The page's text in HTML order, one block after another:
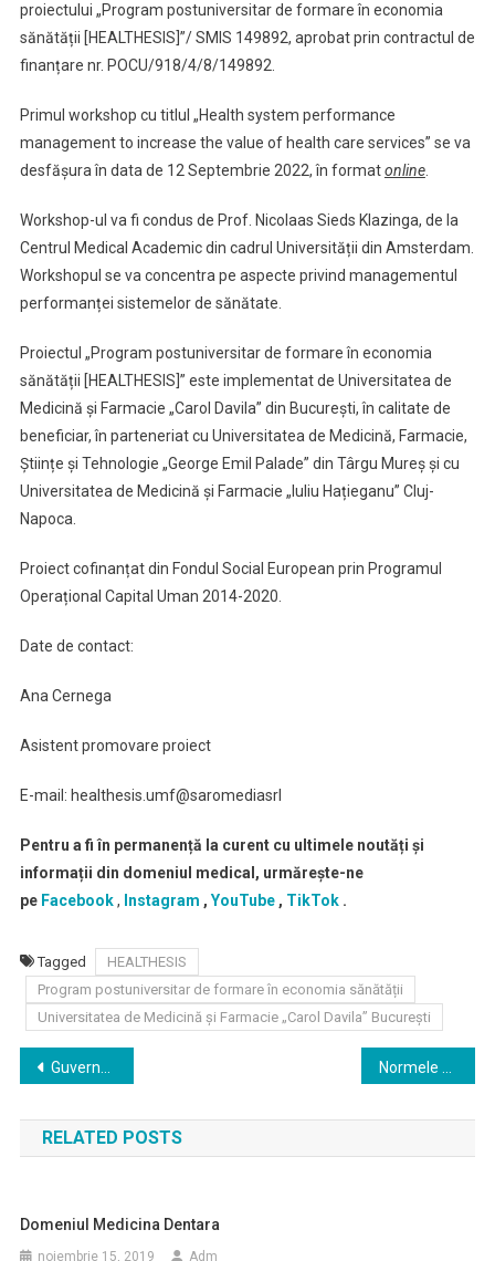
proiectului „Program postuniversitar de formare în economia
sănătății [HEALTHESIS]”/ SMIS 149892, aprobat prin contractul de
finanțare nr. POCU/918/4/8/149892.
Primul workshop cu titlul „Health system performance
management to increase the value of health care services” se va
desfășura în data de 12 Septembrie 2022, în formatonline.
Workshop-ul va fi condus de Prof. Nicolaas Sieds Klazinga, de la
Centrul Medical Academic din cadrul Universității din Amsterdam.
Workshopul se va concentra pe aspecte privind managementul
performanței sistemelor de sănătate.
Proiectul „Program postuniversitar de formare în economia
sănătății [HEALTHESIS]” este implementat de Universitatea de
Medicină și Farmacie „Carol Davila” din București, în calitate de
beneficiar, în parteneriat cu Universitatea de Medicină, Farmacie,
Științe și Tehnologie „George Emil Palade” din Târgu Mureș și cu
Universitatea de Medicină și Farmacie „Iuliu Hațieganu” Cluj-
Napoca.
Proiect cofinanțat din Fondul Social European prin Programul
Operațional Capital Uman 2014-2020.
Date de contact:
Ana Cernega
Asistent promovare proiect
E-mail: healthesis.umf@saromediasrl
Pentru a fi în permanență la curent cu ultimele noutăți și
informații din domeniul medical, urmărește-ne
pe Facebook, Instagram , YouTube, TikTok.
Tagged
HEALTHESIS
Program postuniversitar de formare în economia sănătății
Universitatea de Medicină și Farmacie „Carol Davila” București
Navigare
în
articole
Guvernul României a aprobat în ședința de astăzi, 7 septembrie 2022, proiectul de Hotărâre de Guvern pentru aprobarea Strategiei Naționale de Control al Tuberculozei în România, pentru perioada 2022-2030 Normele de aplicare a serviciilor de telemedicină, aprobate
RELATED POSTS
Domeniul Medicina Dentara
noiembrie 15, 2019 Adm